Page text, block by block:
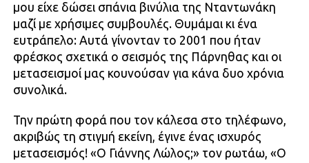
μου είχε δώσει σπάνια βινύλια της Νταντωνάκη
μαζί με χρήσιμες συμβουλές. Θυμάμαι κι ένα
ευτράπελο: Αυτά γίνονταν το 2001 που ήταν
φρέσκος σχετικά ο σεισμός της Πάρνηθας και οι
μετασεισμοί μας κουνούσαν για κάνα δυο χρόνια
συνολικά.
Την πρώτη φορά που τον κάλεσα στο τηλέφωνο,
ακριβώς τη στιγμή εκείνη, έγινε ένας ισχυρός
μετασεισμός! «Ο Γιάννης Λώλος;» τον ρωτάω, «Ο